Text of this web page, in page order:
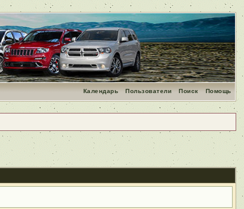
Помощь
Поиск
Пользователи
Календарь